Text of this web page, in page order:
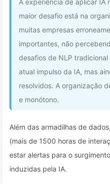
A experiência de aplicar IA
maior desafio está na
muitas empresas
importantes, não
desafios de NLP
atual impulso da IA, mas
resolvidos. A organização
e monótono.
Além das armadilhas de
(mais de 1500 horas de
estar alertas para o
induzidas pela IA.